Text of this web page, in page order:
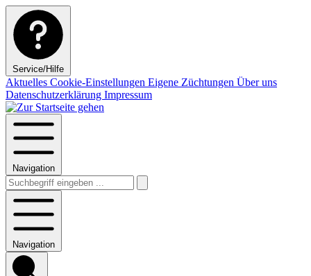
Service/Hilfe
Aktuelles Cookie-Einstellungen Eigene Züchtungen Über uns
Datenschutzerklärung Impressum
Navigation
Navigation